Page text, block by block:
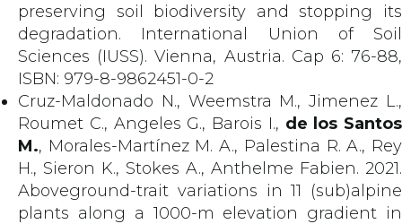
preserving soil biodiversity and stopping its
degradation. International Union of Soil
Sciences (IUSS). Vienna, Austria. Cap 6: 76-88,
ISBN: 979-8-9862451-0-2
Cruz-Maldonado N., Weemstra M., Jimenez L.,
Roumet C., Angeles G., Barois I., de los Santos
M., Morales-Martínez M. A., Palestina R. A., Rey
H., Sieron K., Stokes A., Anthelme Fabien. 2021.
Aboveground-trait variations in 11 (sub)alpine
plants along a 1000-m elevation gradient in